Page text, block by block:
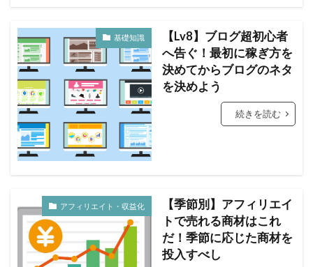
基礎知識
【Lv8】ブログ超初心者
へ告ぐ！最初に稼ぎ方を
決めてからブログのネタ
を決めよう
続きを読む
アフィリエイト・収益化
【季節別】アフィリエイ
トで売れる商材はこれ
だ！季節に応じた商材を
投入すべし